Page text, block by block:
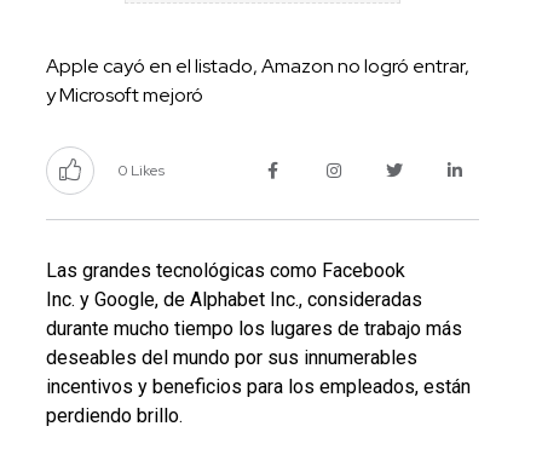
Apple cayó en el listado, Amazon no logró entrar,
y Microsoft mejoró
0 Likes
Las grandes tecnológicas como Facebook
Inc. y Google, de Alphabet Inc., consideradas
durante mucho tiempo los lugares de trabajo más
deseables del mundo por sus innumerables
incentivos y beneficios para los empleados, están
perdiendo brillo.